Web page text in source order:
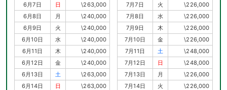
6月7日
日
\263,000
6月8日
月
\240,000
6月9日
火
\240,000
6月10日
水
\240,000
6月11日
木
\240,000
6月12日
金
\240,000
6月13日
土
\263,000
6月14日
日
\263,000
7月7日
火
\226,000
7月8日
水
\226,000
7月9日
木
\226,000
7月10日
金
\226,000
7月11日
土
\248,000
7月12日
日
\248,000
7月13日
月
\226,000
7月14日
火
\226,000